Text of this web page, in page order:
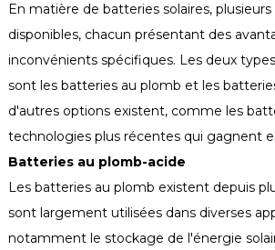
En matière de batteries solaires,
disponibles, chacun présentant des
inconvénients spécifiques. Les deux
sont les batteries au plomb et les
d'autres options existent, comme les
technologies plus récentes qui gagnent
Batteries au plomb-acide
Les batteries au plomb existent depuis
sont largement utilisées dans diverses
notamment le stockage de l'énergie